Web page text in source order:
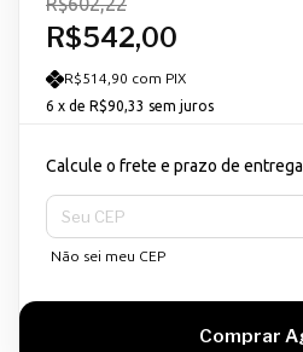
R$542,00
R$514,90 com PIX
6 x de R$90,33 sem juros
Calcule o frete e prazo de entrega
Entregas para o CEP:
Não sei meu CEP